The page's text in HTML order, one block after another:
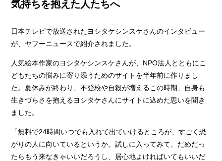
気持ちを抱えた人たちへ
日本テレビで放送されたヨシタケシンスケさんのインタビュー
が、ヤフーニュースで紹介されました。
人気絵本作家のヨシタケシンスケさんが、NPO法人とともにこ
どもたちの悩みに寄り添うためのサイトを半年前に作りまし
た。夏休みが終わり、不登校や自殺が増えるこの時期、自身も
生きづらさを抱えるヨシタケさんにサイトに込めた思いを聞き
ました。
「無料で24時間いつでも入れて出ていけるところが、すごく恐
がりの人に向いているというか。試しに入ってみて、だめだっ
たらもう来なきゃいいだろうし、居心地よければいてもいいだ